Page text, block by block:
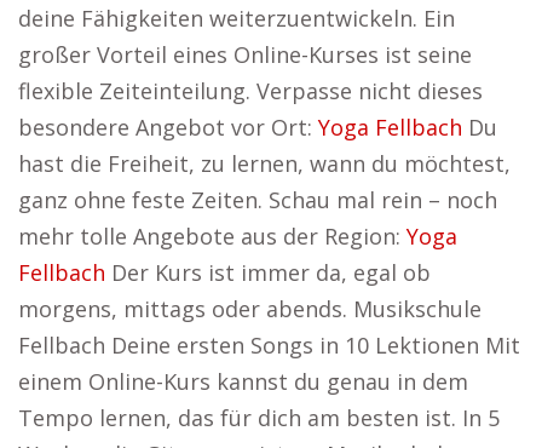
deine Fähigkeiten weiterzuentwickeln. Ein
großer Vorteil eines Online-Kurses ist seine
flexible Zeiteinteilung. Verpasse nicht dieses
besondere Angebot vor Ort: Yoga Fellbach Du
hast die Freiheit, zu lernen, wann du möchtest,
ganz ohne feste Zeiten. Schau mal rein – noch
mehr tolle Angebote aus der Region: Yoga
Fellbach Der Kurs ist immer da, egal ob
morgens, mittags oder abends. Musikschule
Fellbach Deine ersten Songs in 10 Lektionen Mit
einem Online-Kurs kannst du genau in dem
Tempo lernen, das für dich am besten ist. In 5